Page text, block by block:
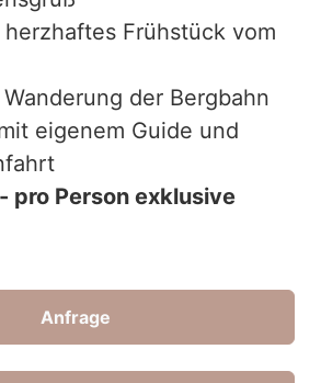
Frühstück vom
der Bergbahn
eigenem Guide und
pro Person exklusive
Anfrage